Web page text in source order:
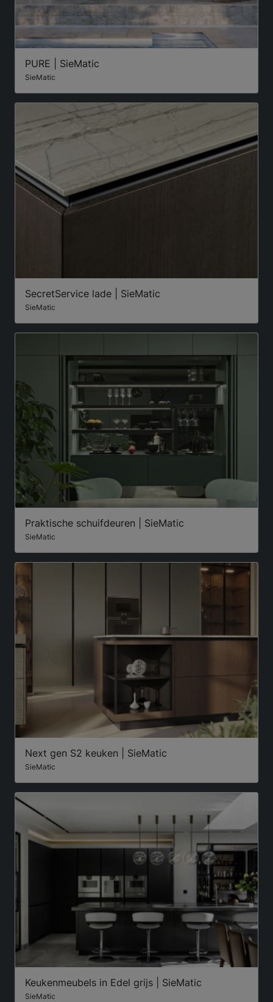
PURE | SieMatic
SieMatic
SecretService lade | SieMatic
SieMatic
Praktische schuifdeuren | SieMatic
SieMatic
Next gen S2 keuken | SieMatic
SieMatic
Keukenmeubels in Edel grijs | SieMatic
SieMatic